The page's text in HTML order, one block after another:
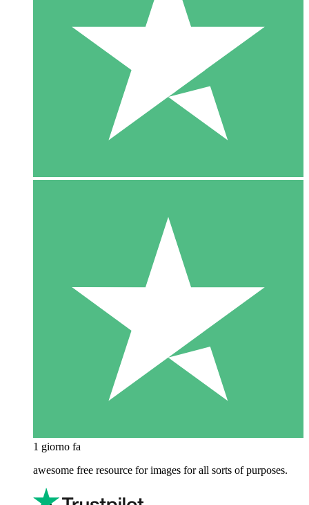
1 giorno fa
awesome free resource for images for all sorts of purposes.